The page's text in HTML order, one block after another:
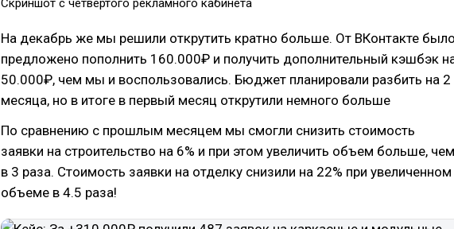
Скриншот с четвертого рекламного кабинета
На декабрь же мы решили открутить кратно больше. От ВКонтакте
предложено пополнить 160.000₽ и получить дополнительный кэшбэк
50.000₽, чем мы и воспользовались. Бюджет планировали разбить на 2
месяца, но в итоге в первый месяц открутили немного больше
По сравнению с прошлым месяцем мы смогли снизить стоимость
заявки на строительство на 6% и при этом увеличить объем больше, чем
в 3 раза. Стоимость заявки на отделку снизили на 22% при увеличенном
объеме в 4.5 раза!